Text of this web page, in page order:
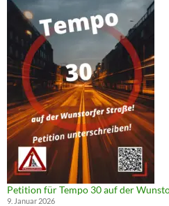
und
Tempo
30
auf
der
Wunstorfer
Straße
Petition für Tempo 30 auf der
9. Januar 2026